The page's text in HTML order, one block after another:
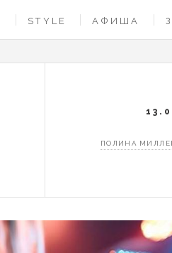
STYLE АФИША
ПОЛИНА